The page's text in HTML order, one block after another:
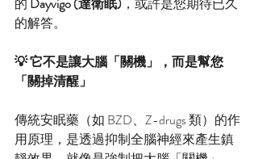
的解答。
💡 它不是讓大腦「關機」，而是幫您
「關掉清醒」
傳統安眠藥（如 BZD、Z-drugs 類）的作
用原理，是透過抑制全腦神經來產生鎮